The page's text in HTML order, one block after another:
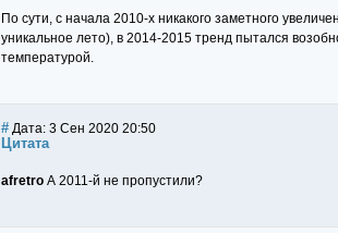
По сути, с начала 2010-х никакого заметного
уникальное лето), в 2014-2015 тренд пытался
температурой.
# Дата: 3 Сен 2020 20:50
Цитата
afretro А 2011-й не пропустили?